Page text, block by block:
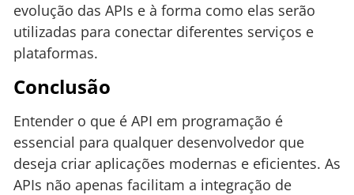
evolução das APIs e à forma como elas serão
utilizadas para conectar diferentes serviços e
plataformas.
Conclusão
Entender o que é API em programação é
essencial para qualquer desenvolvedor que
deseja criar aplicações modernas e eficientes. As
APIs não apenas facilitam a integração de